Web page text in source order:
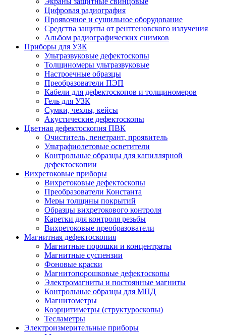
Цифровая радиография
Проявочное и сушильное оборудование
Средства защиты от рентгеновского излучения
Альбом радиографических снимков
Приборы для УЗК
Ультразвуковые дефектоскопы
Толщиномеры ультразвуковые
Настроечные образцы
Преобразователи ПЭП
Кабели для дефектоскопов и толщиномеров
Гель для УЗК
Сумки, чехлы, кейсы
Акустические дефектоскопы
Цветная дефектоскопия ПВК
Очиститель, пенетрант, проявитель
Ультрафиолетовые осветители
Контрольные образцы для капиллярной
дефектоскопии
Вихретоковые приборы
Вихретоковые дефектоскопы
Преобразователи Константа
Меры толщины покрытий
Образцы вихретокового контроля
Каретки для контроля резьбы
Вихретоковые преобразователи
Магнитная дефектоскопия
Магнитные порошки и концентраты
Магнитные суспензии
Фоновые краски
Магнитопорошковые дефектоскопы
Электромагниты и постоянные магниты
Контрольные образцы для МПД
Магнитометры
Коэрцитиметры (структуроскопы)
Тесламетры
Электроизмерительные приборы